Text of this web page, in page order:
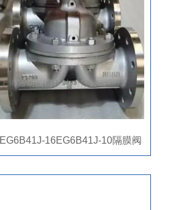
EG6B41J-16EG6B41J-10隔膜阀